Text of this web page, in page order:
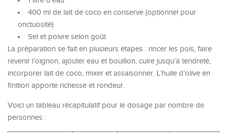
400 ml de lait de coco en conserve (optionnel pour
onctuosité)
Sel et poivre selon goût
La préparation se fait en plusieurs étapes : rincer les pois, faire
revenir l’oignon, ajouter eau et bouillon, cuire jusqu’à tendreté,
incorporer lait de coco, mixer et assaisonner. L’huile d’olive en
finition apporte richesse et rondeur.
Voici un tableau récapitulatif pour le dosage par nombre de
personnes :